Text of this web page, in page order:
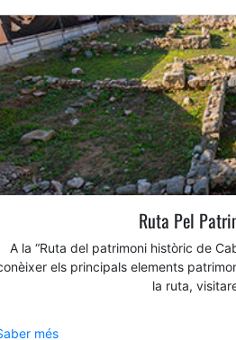
Ruta Pel
A la “Ruta del patrimoni històric de
els principals elements
la ruta,
més